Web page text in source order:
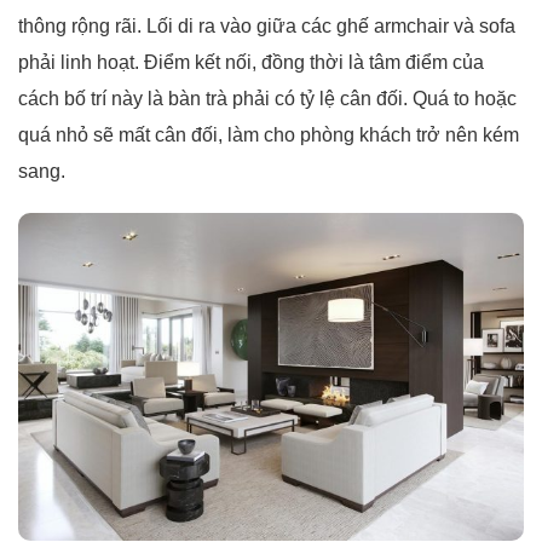
thông rộng rãi. Lối di ra vào giữa các ghế armchair và sofa
phải linh hoạt. Điểm kết nối, đồng thời là tâm điểm của
cách bố trí này là bàn trà phải có tỷ lệ cân đối. Quá to hoặc
quá nhỏ sẽ mất cân đối, làm cho phòng khách trở nên kém
sang.